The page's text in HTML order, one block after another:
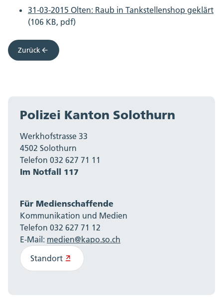
31-03-2015 Olten: Raub in Tankstellenshop geklärt
(106 KB, pdf)
Zurück
Polizei Kanton Solothurn
Werkhofstrasse 33
4502 Solothurn
Telefon 032 627 71 11
Im Notfall 117
Für Medienschaffende
Kommunikation und Medien
Telefon 032 627 71 12
E-Mail: medien@kapo.so.ch
Standort